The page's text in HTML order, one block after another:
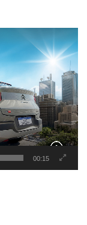
00:15